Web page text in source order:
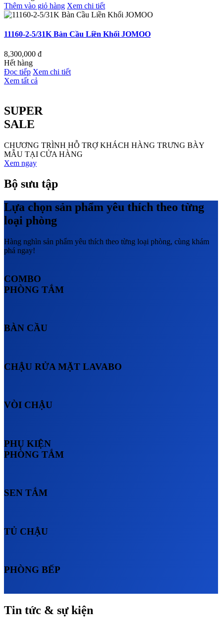
Thêm vào giỏ hàng Xem chi tiết
11160-2-5/31K Bàn Cầu Liền Khối JOMOO
8,300,000 đ
Hết hàng
Đọc tiếp Xem chi tiết
Xem tất cả
SUPER
SALE
CHƯƠNG TRÌNH HỖ TRỢ KHÁCH HÀNG TRƯNG BÀY
MẪU TẠI CỬA HÀNG
Xem ngay
Bộ sưu tập
Lựa chọn sản phẩm yêu thích theo từng
loại phòng
Hàng nghìn sản phẩm yêu thích theo từng loại phòng, cùng khám
phá ngay!
COMBO
PHÒNG TẮM
BÀN CẦU
CHẬU RỬA MẶT LAVABO
VÒI CHẬU
PHỤ KIỆN
PHÒNG TẮM
SEN TẮM
TỦ CHẬU
PHÒNG BẾP
Tin tức & sự kiện